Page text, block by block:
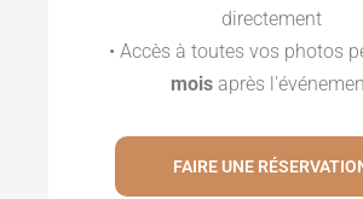
directement
• Accès à toutes vos photos
mois après
FAIRE UNE